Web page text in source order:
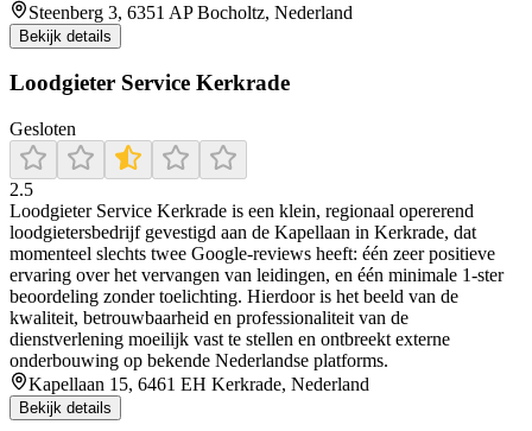
Steenberg 3, 6351 AP Bocholtz, Nederland
Bekijk details
Loodgieter Service Kerkrade
Gesloten
2.5
Loodgieter Service Kerkrade is een klein, regionaal opererend
loodgietersbedrijf gevestigd aan de Kapellaan in Kerkrade, dat
momenteel slechts twee Google‑reviews heeft: één zeer positieve
ervaring over het vervangen van leidingen, en één minimale 1‑ster
beoordeling zonder toelichting. Hierdoor is het beeld van de
kwaliteit, betrouwbaarheid en professionaliteit van de
dienstverlening moeilijk vast te stellen en ontbreekt externe
onderbouwing op bekende Nederlandse platforms.
Kapellaan 15, 6461 EH Kerkrade, Nederland
Bekijk details